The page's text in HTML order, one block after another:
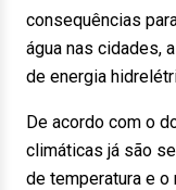
consequências
água nas cidades,
de energia
De acordo com o
climáticas já são
de temperatura e